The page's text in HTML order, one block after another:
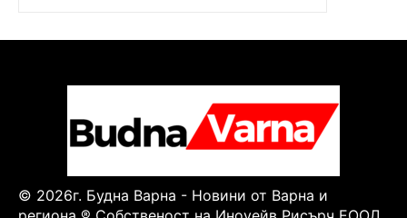
© 2026г. Будна Варна - Новини от Варна и